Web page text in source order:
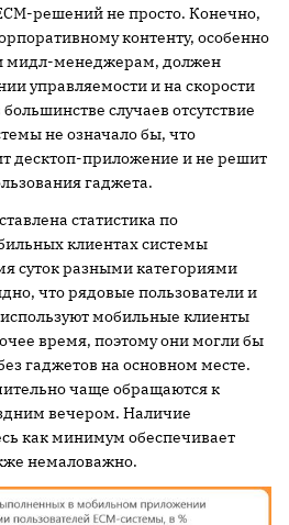
решений не просто. Конечно,
контенту, особенно
мидл-менеджерам, должен
управляемости и на скорости
случаев отсутствие
не означало бы, что
десктоп-приложение и не решит
гаджета.
статистика по
клиентах системы
суток разными категориями
что рядовые пользователи и
мобильные клиенты
время, поэтому они могли бы
гаджетов на основном месте.
чаще обращаются к
вечером. Наличие
как минимум обеспечивает
немаловажно.